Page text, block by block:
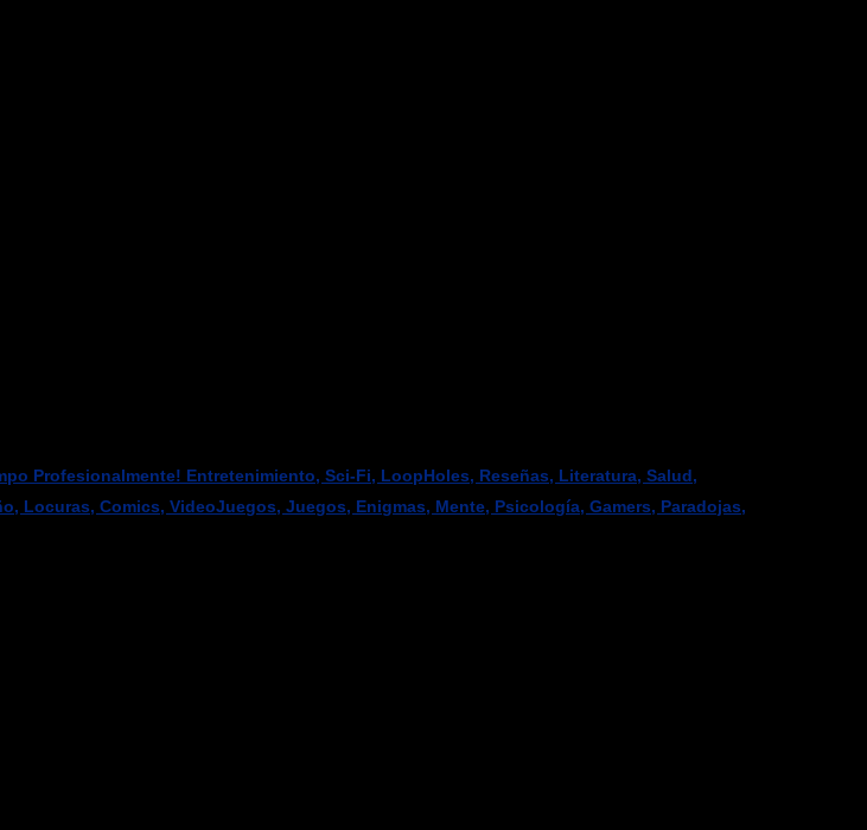
Profesionalmente! Entretenimiento, Sci-Fi, LoopHoles, Reseñas, Literatura, Salud,
Locuras, Comics, VideoJuegos, Juegos, Enigmas, Mente, Psicología, Gamers, Paradojas,